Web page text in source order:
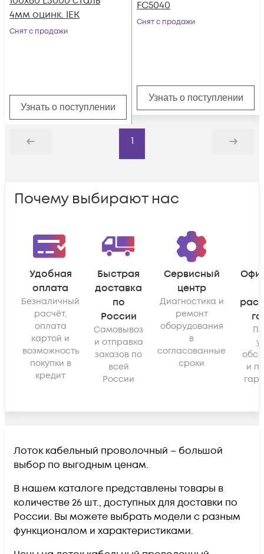
4мм оцинк. IEK
Снят с продажи
Узнать о поступлении
FC5040
Снят с продажи
Узнать о поступлении
Назад
1
Дальше
Почему выбирают нас
Удобная
оплата
Безналичный
расчёт,
оплата
картой и
возможность
покупки в
кредит
Быстрая
доставка
по
России
Самовывоз
и отправка
заказов по
всей
России
Сервисный
центр
Диагностика и
ремонт
оборудования
в
согласованные
сроки
и
Лоток кабельный проволочный – большой
выбор по выгодным ценам.
В нашем каталоге представлены товары в
количестве 26 шт., доступных для доставки по
России. Вы можете выбрать модели с разным
функционалом и характеристиками.